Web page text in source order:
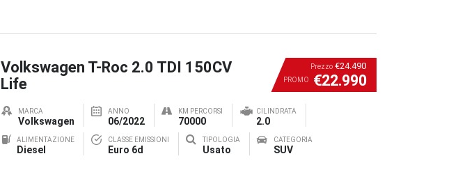
Prezzo €24.490
PROMO €22.990
Volkswagen T-Roc 2.0 TDI 150CV
Life
MARCA
Volkswagen
ANNO
06/2022
KM PERCORSI
70000
CILINDRATA
2.0
ALIMENTAZIONE
Diesel
CLASSE EMISSIONI
Euro 6d
TIPOLOGIA
Usato
CATEGORIA
SUV